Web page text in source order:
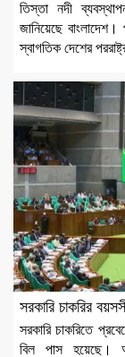
তিস্তা নদী
জানিয়েছে বাংলাদেশ।
স্বাগতিক দেশের
সরকারি চাকরির
সরকারি চাকরিতে
বিল পাস হয়েছে।